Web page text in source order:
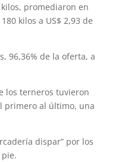
promediaron en
kilos a US$ 2,93 de
96,36% de la oferta, a
los terneros tuvieron
primero al último, una
dispar” por los